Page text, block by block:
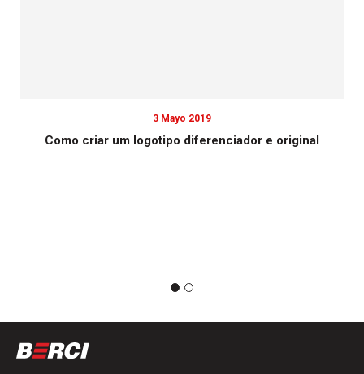
3 Mayo 2019
Como criar um logotipo diferenciador e original